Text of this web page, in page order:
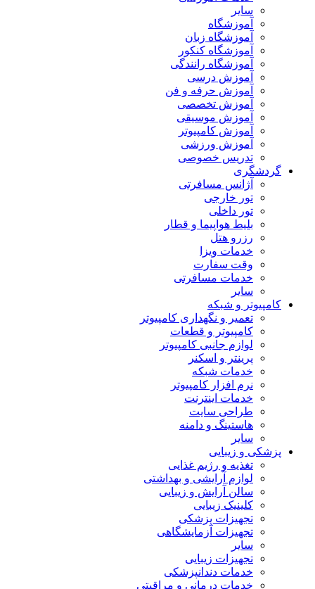
سایر
آموزشگاه
آموزشگاه زبان
آموزشگاه کنکور
آموزشگاه رانندگی
آموزش درسی
آموزش حرفه و فن
آموزش تخصصی
آموزش موسیقی
آموزش کامپیوتر
آموزش ورزشی
تدریس خصوصی
گردشگری
آژانس مسافرتی
تور خارجی
تور داخلی
بلیط هواپیما و قطار
رزرو هتل
خدمات ویزا
وقت سفارت
خدمات مسافرتی
سایر
کامپیوتر و شبکه
تعمیر و نگهداری کامپیوتر
کامپیوتر و قطعات
لوازم جانبی کامپیوتر
پرینتر و اسکنر
خدمات شبکه
نرم افزار کامپیوتر
خدمات اینترنت
طراحی سایت
هاستینگ و دامنه
سایر
پزشکی و زیبایی
تغذیه و رژیم غذایی
لوازم آرایشی و بهداشتی
سالن آرایش و زیبایی
کلینیک زیبایی
تجهیزات پزشکی
تجهیزات آزمایشگاهی
سایر
تجهیزات زیبایی
خدمات دندانپزشکی
خدمات درمانی و مراقبتی